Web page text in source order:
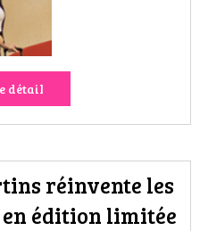
détail
réinvente les
édition limitée